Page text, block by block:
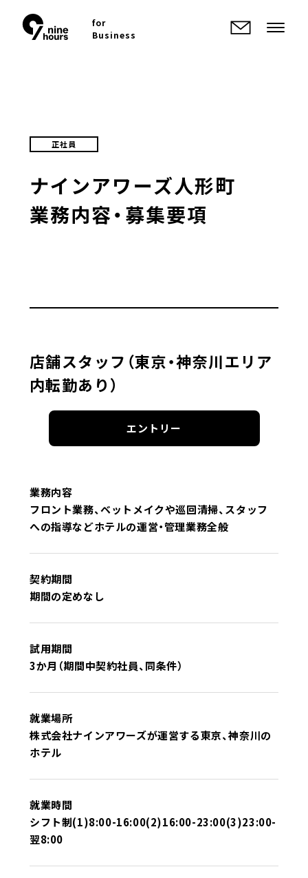
for
Business
正社員
ナインアワーズ人形町
業務内容・募集要項
店舗スタッフ（東京・神奈川エリア
内転勤あり）
エントリー
業務内容
フロント業務、ベットメイクや巡回清掃、スタッフ
への指導などホテルの運営・管理業務全般
契約期間
期間の定めなし
試用期間
3か月（期間中契約社員、同条件）
就業場所
株式会社ナインアワーズが運営する東京、神奈川の
ホテル
就業時間
シフト制(1)8:00-16:00(2)16:00-23:00(3)23:00-
翌8:00